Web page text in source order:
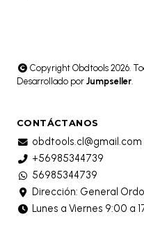
Copyright Obdtools 2026.
Desarrollado por Jumpseller.
CONTÁCTANOS
obdtools.cl@gmail.com
+56985344739
56985344739
Dirección: General
Lunes a Viernes 9:00 a